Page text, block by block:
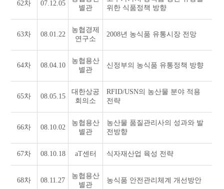
62차 07.12.05
별관
위한 식품정책 방향
63차 08.01.22
농협경제
연구소
2008년 농식품 유통시장 전망
64차 08.04.10
농협용산
별관
신정부의 농식품 유통정책 방향
65차 08.05.15
대한상공
회의소
RFID/USN의 농산물 분야 적용
전략
66차 08.10.02
농협용산
별관
농산물 품질관리사의 성과와 발
전방향
67차 08.10.18 aT센터 식자재산업 육성 전략
68차 08.11.27
농협용산
별관
농식품 안전관리체계 개선방안